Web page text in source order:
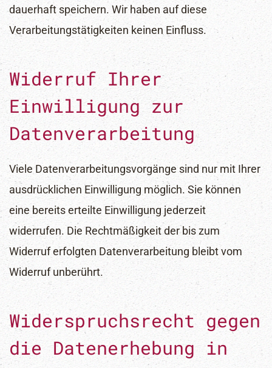
dauerhaft speichern. Wir haben auf diese
Verarbeitungstätigkeiten keinen Einfluss.
Widerruf Ihrer
Einwilligung zur
Datenverarbeitung
Viele Datenverarbeitungsvorgänge sind nur mit Ihrer
ausdrücklichen Einwilligung möglich. Sie können
eine bereits erteilte Einwilligung jederzeit
widerrufen. Die Rechtmäßigkeit der bis zum
Widerruf erfolgten Datenverarbeitung bleibt vom
Widerruf unberührt.
Widerspruchsrecht gegen
die Datenerhebung in